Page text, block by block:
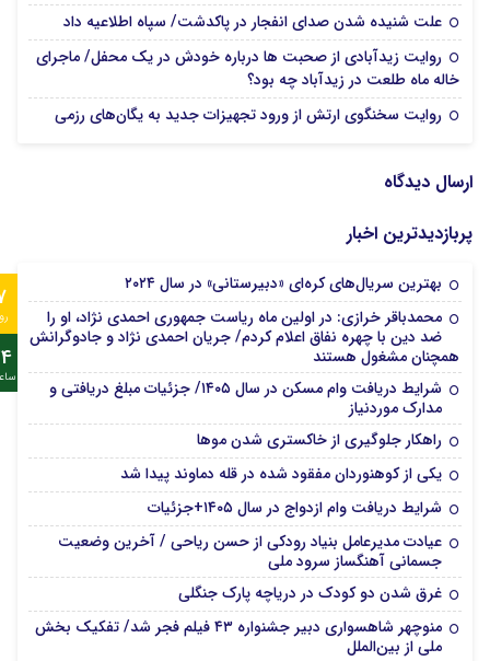
علت شنیده شدن صدای انفجار در پاکدشت/ سپاه اطلاعیه داد
روایت زیدآبادی از صحبت ها درباره خودش در یک محفل/ ماجرای
خاله ماه طلعت در زیدآباد چه بود؟
روایت سخنگوی ارتش از ورود تجهیزات جدید به یگان‌های رزمی
ارسال دیدگاه
پربازدیدترین اخبار
بهترین سریال‌های کره‌ای «دبیرستانی» در سال ۲۰۲۴
محمدباقر خرازی: در اولین ماه ریاست جمهوری احمدی نژاد، او را
ضد دین با چهره نفاق اعلام کردم/ جریان احمدی نژاد و جادوگرانش
همچنان مشغول هستند
شرایط دریافت وام مسکن در سال ۱۴۰۵/ جزئیات مبلغ دریافتی و
مدارک موردنیاز
راهکار جلوگیری از خاکستری شدن موها
یکی از کوهنوردان مفقود شده در قله دماوند پیدا شد
شرایط دریافت وام ازدواج در سال ۱۴۰۵+جزئیات
عیادت مدیرعامل بنیاد رودکی از حسن ریاحی / آخرین وضعیت
جسمانی آهنگساز سرود ملی
غرق شدن دو کودک در دریاچه پارک جنگلی
منوچهر شاهسواری دبیر جشنواره ۴۳ فیلم فجر شد/ تفکیک بخش
ملی از بین‌الملل